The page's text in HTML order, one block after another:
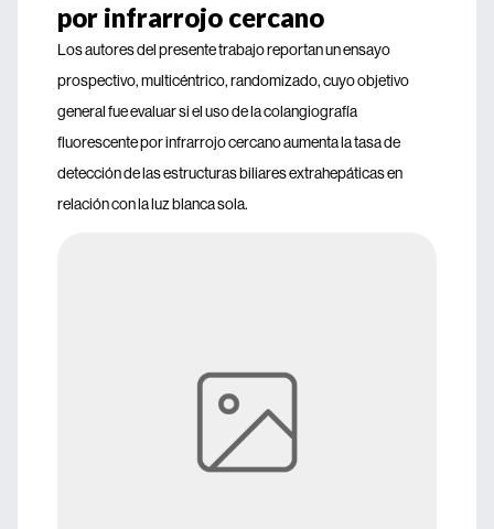
por infrarrojo cercano
Los autores del presente trabajo reportan un ensayo
prospectivo, multicéntrico, randomizado, cuyo objetivo
general fue evaluar si el uso de la colangiografía
fluorescente por infrarrojo cercano aumenta la tasa de
detección de las estructuras biliares extrahepáticas en
relación con la luz blanca sola.